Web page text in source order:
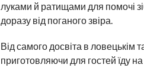
луками й ратищами для помочі
доразу від поганого звіра.
Від самого досвіта в ловецькім
приготовляючи для гостей їду